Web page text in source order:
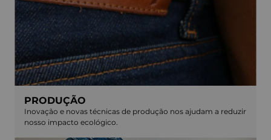
PRODUÇÃO
Inovação e novas técnicas de produção nos ajudam a reduzir
nosso impacto ecológico.